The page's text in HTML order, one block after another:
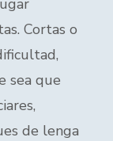
Cortas o
sea que
de lenga